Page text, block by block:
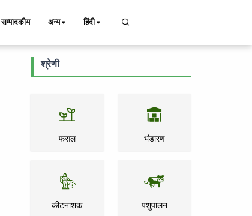
सम्पादकीय अन्य हिंदी
श्रेणी
फसल भंडारण
कीटनाशक पशुपालन